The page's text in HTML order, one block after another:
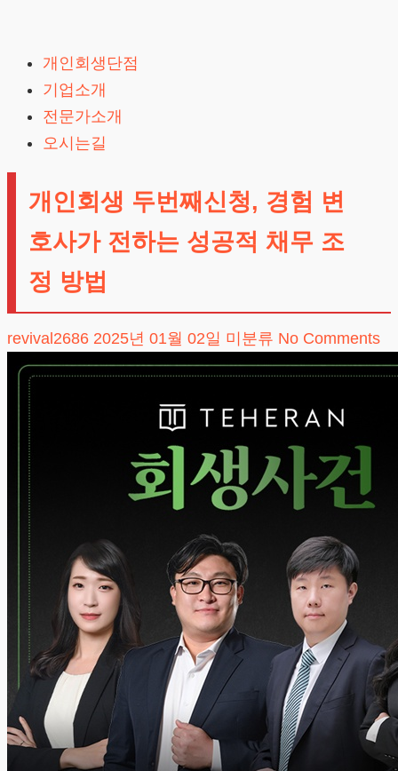
content
개인회생단점
기업소개
전문가소개
오시는길
개인회생 두번째신청, 경험 변
호사가 전하는 성공적 채무 조
정 방법
revival2686 2025년 01월 02일 미분류 No Comments